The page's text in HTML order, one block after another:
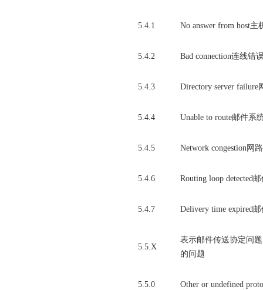
5.4.1 No answer from host主
5.4.2 Bad connection连线错
5.4.3 Directory server
5.4.4 Unable to route邮件系
5.4.5 Network congestion网
5.4.6 Routing loop detected
5.4.7 Delivery time expired
5.5.X
表示邮件传送协定问
的问题
5.5.0 Other or undefined